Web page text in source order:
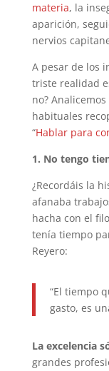
materia, la
aparición,
nervios
A pesar de los
triste realidad
no?
habituales
“Hablar para
1. No tengo
¿Recordáis la
afanaba
hacha con el
tenía tiempo
Reyero:
“El tiempo
gasto, es
La excelencia
grandes